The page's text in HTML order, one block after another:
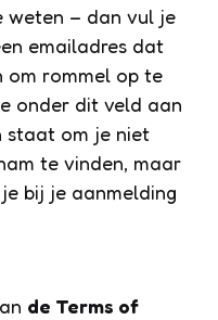
weten – dan vul je
emailadres dat
om rommel op te
onder dit veld aan
staat om je niet
te vinden, maar
bij je aanmelding
de Terms of